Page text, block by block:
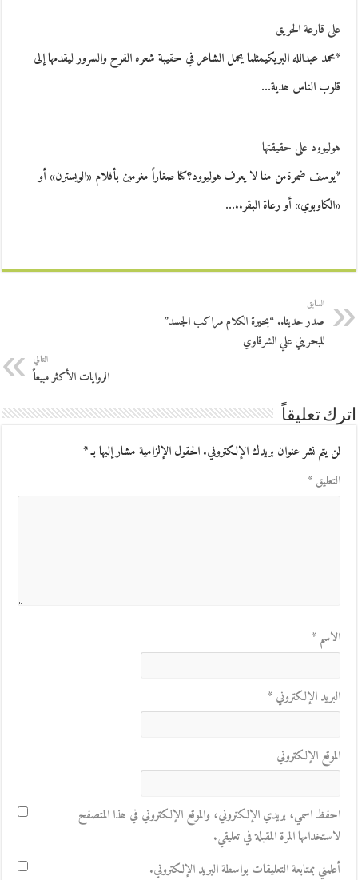
على قارعة الحريق
*محمد عبدالله البريكيمثلما يحمل الشاعر في حقيبة شعره الفرح والسرور ليقدمها إلى
قلوب الناس هدية…
هوليوود على حقيقتها
*يوسف ضمرةمن منا لا يعرف هوليوود؟كنا صغاراً مغرمين بأفلام «الويسترن» أو
«الكاوبوي» أو رعاة البقر..…
السابق
صدر حديثا.. “بحيرة الكلام مراكب الجسد”
للبحريني علي الشرقاوي
التالي
الروايات الأكثر مبيعاً
اترك تعليقاً
لن يتم نشر عنوان بريدك الإلكتروني.الحقول الإلزامية مشار إليها بـ*
التعليق*
الاسم*
البريد الإلكتروني*
الموقع الإلكتروني
احفظ اسمي، بريدي الإلكتروني، والموقع الإلكتروني في هذا المتصفح
لاستخدامها المرة المقبلة في تعليقي.
أعلمني بمتابعة التعليقات بواسطة البريد الإلكتروني.